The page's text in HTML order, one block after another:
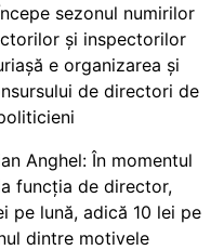
sezonul numirilor
și inspectorilor
e organizarea și
de directori de
Anghel: În momentul
funcția de director,
pe lună, adică 10 lei pe
dintre motivele